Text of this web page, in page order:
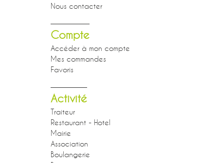
Nous contacter
Compte
Accéder à mon compte
Mes commandes
Favoris
Activité
Traiteur
Restaurant - Hotel
Mairie
Association
Boulangerie